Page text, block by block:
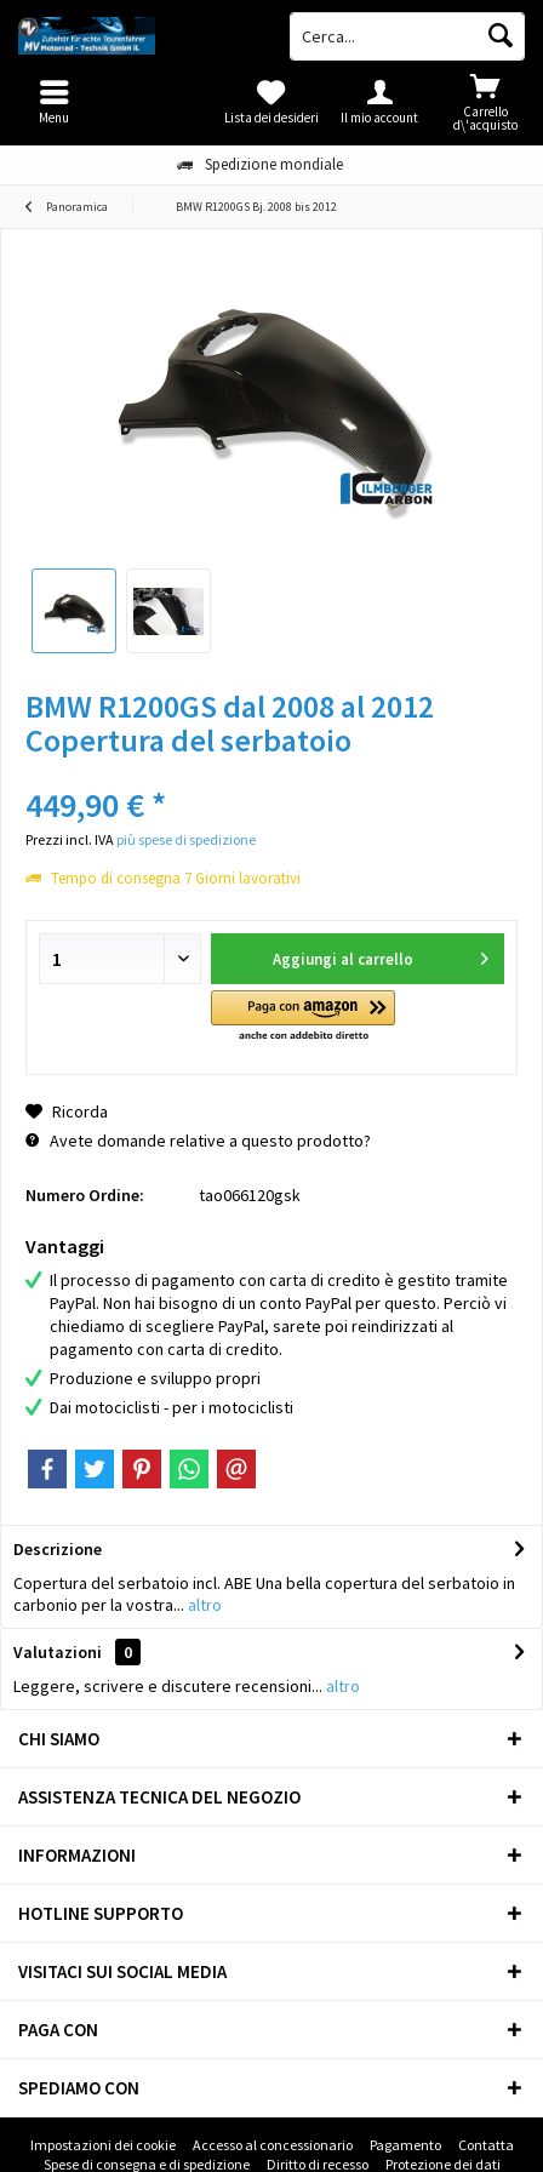
Spedizione mondiale
Carrello
d\'acquisto
Lista dei desideri Il mio account
Menu
Panoramica BMW R1200GS Bj. 2008 bis 2012
BMW R1200GS dal 2008 al 2012
Copertura del serbatoio
449,90 € *
Prezzi incl. IVA più spese di spedizione
Tempo di consegna 7 Giorni lavorativi
Aggiungi al carrello
Ricorda
Avete domande relative a questo prodotto?
Numero Ordine: tao066120gsk
Vantaggi
Il processo di pagamento con carta di credito è gestito tramite
PayPal. Non hai bisogno di un conto PayPal per questo. Perciò vi
chiediamo di scegliere PayPal, sarete poi reindirizzati al
pagamento con carta di credito.
Produzione e sviluppo propri
Dai motociclisti - per i motociclisti
Descrizione
Copertura del serbatoio incl. ABE Una bella copertura del serbatoio in
carbonio per la vostra... altro
Valutazioni
0
Leggere, scrivere e discutere recensioni... altro
CHI SIAMO
ASSISTENZA TECNICA DEL NEGOZIO
INFORMAZIONI
HOTLINE SUPPORTO
VISITACI SUI SOCIAL MEDIA
PAGA CON
SPEDIAMO CON
Impostazioni dei cookie Accesso al concessionario Pagamento
Contatta
Spese di consegna e di spedizione
Diritto di recesso Protezione dei dati